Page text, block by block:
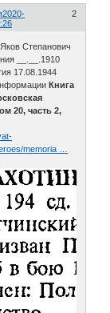
2
2020-
Степанович
__.__.1910
17.08.1944
Книга
20, часть 2,
memoria …